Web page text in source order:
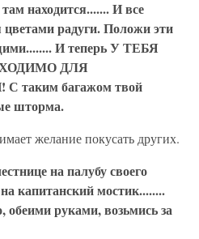
находится....... И все
цветами радуги. Положи эти
И теперь У ТЕБЯ
ДЛЯ
багажом твой
шторма.
желание покусать других.
на палубу своего
капитанский мостик........
обеими руками, возьмись за